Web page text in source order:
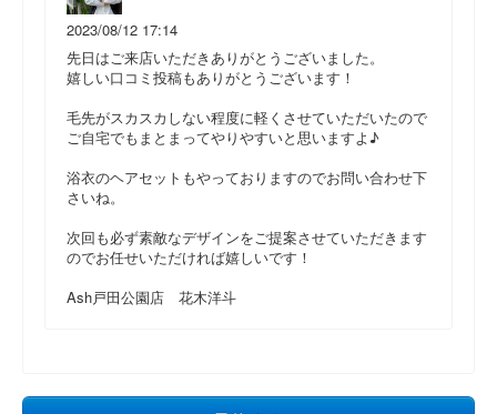
2023/08/12 17:14
先日はご来店いただきありがとうございました。
嬉しい口コミ投稿もありがとうございます！
毛先がスカスカしない程度に軽くさせていただいたので
ご自宅でもまとまってやりやすいと思いますよ♪
浴衣のヘアセットもやっておりますのでお問い合わせ下
さいね。
次回も必ず素敵なデザインをご提案させていただきます
のでお任せいただければ嬉しいです！
Ash戸田公園店 花木洋斗